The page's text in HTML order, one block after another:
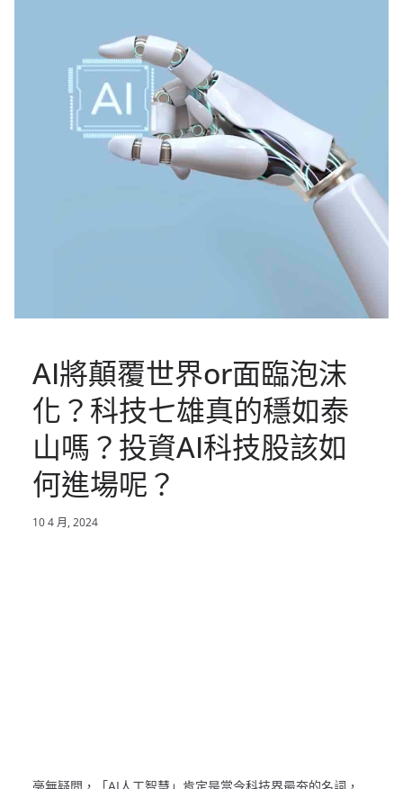
AI將顛覆世界or面臨泡沫
化？科技七雄真的穩如泰
山嗎？投資AI科技股該如
何進場呢？
10 4 月, 2024
毫無疑問，「AI人工智慧」肯定是當今科技界最夯的名詞，